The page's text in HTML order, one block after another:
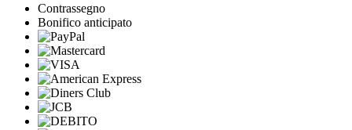
Contrassegno
Bonifico anticipato